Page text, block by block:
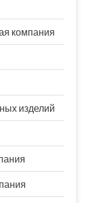
компания
изделий